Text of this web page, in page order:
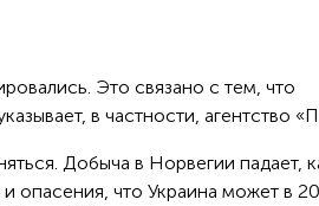
в частности, агентство
Добыча в Норвегии падает,
опасения, что Украина может в